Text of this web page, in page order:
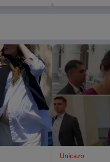
Unica.ro